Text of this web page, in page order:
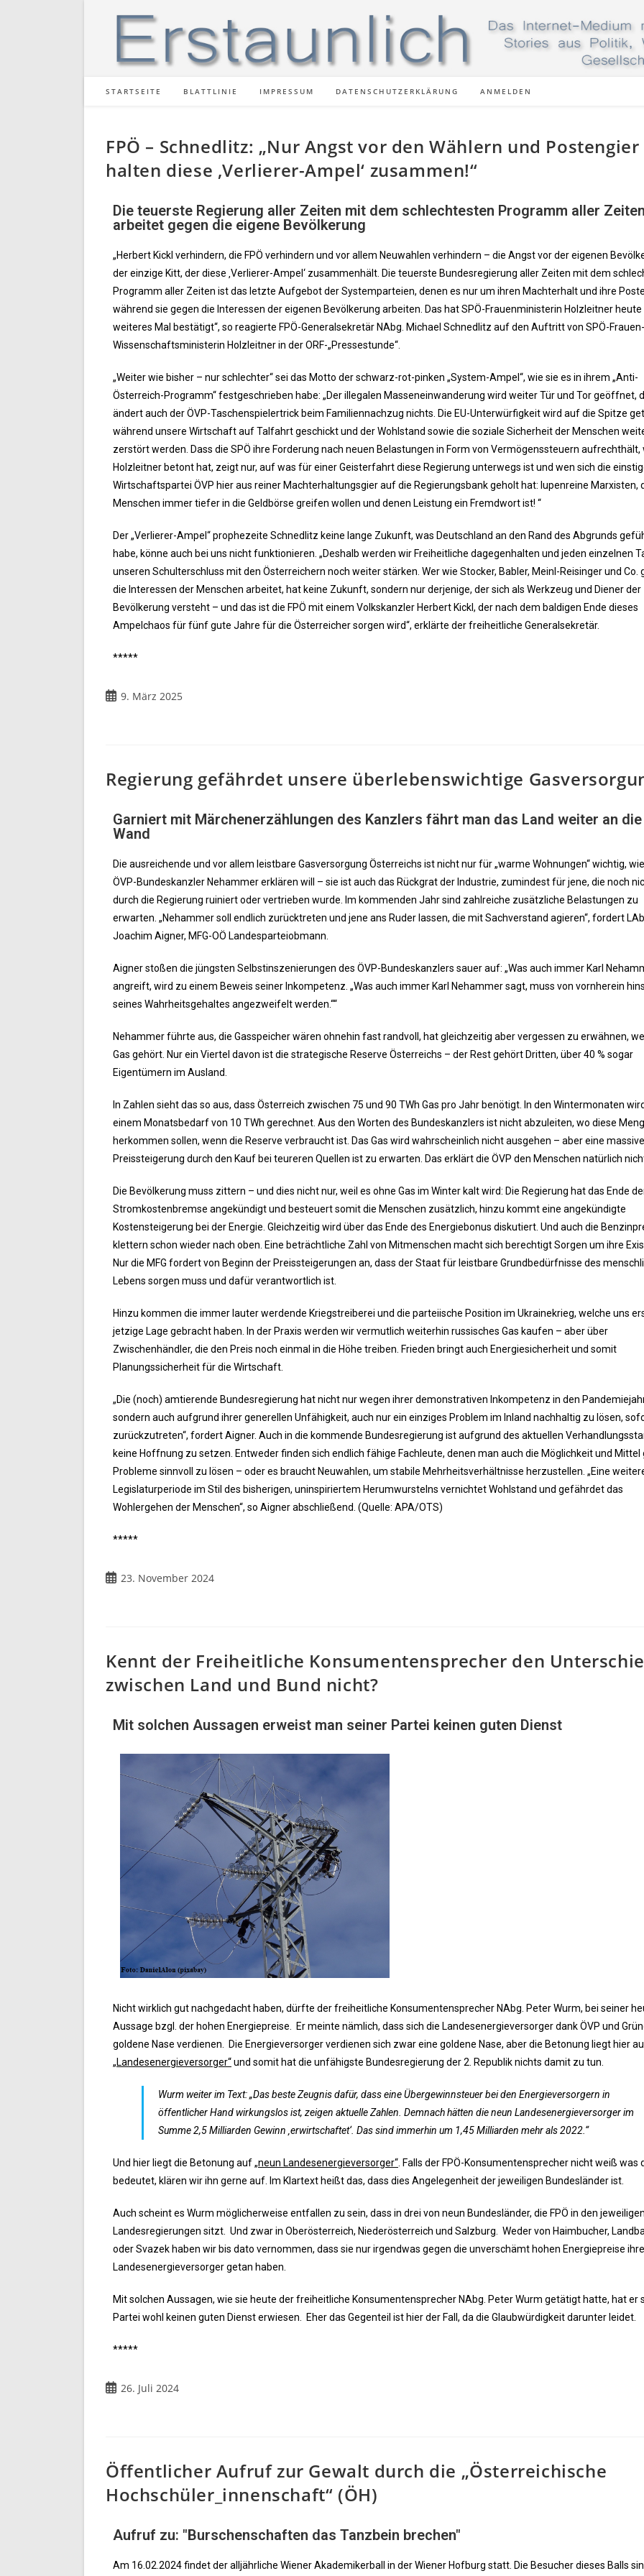
STARTSEITE BLATTLINIE IMPRESSUM DATENSCHUTZERKLÄRUNG ANMELDEN
FPÖ – Schnedlitz: „Nur Angst vor den Wählern und Postengier
halten diese ‚Verlierer-Ampel‘ zusammen!“
Die teuerste Regierung aller Zeiten mit dem schlechtesten Programm aller
arbeitet gegen die eigene Bevölkerung
„Herbert Kickl verhindern, die FPÖ verhindern und vor allem Neuwahlen verhindern – die Angst vor der eigenen
der einzige Kitt, der diese ‚Verlierer-Ampel‘ zusammenhält. Die teuerste Bundesregierung aller Zeiten mit dem
Programm aller Zeiten ist das letzte Aufgebot der Systemparteien, denen es nur um ihren Machterhalt und ihre
während sie gegen die Interessen der eigenen Bevölkerung arbeiten. Das hat SPÖ-Frauenministerin Holzleitner heute
weiteres Mal bestätigt“, so reagierte FPÖ-Generalsekretär NAbg. Michael Schnedlitz auf den Auftritt von SPÖ-
Wissenschaftsministerin Holzleitner in der ORF-„Pressestunde“.
„Weiter wie bisher – nur schlechter“ sei das Motto der schwarz-rot-pinken „System-Ampel“, wie sie es in ihrem „Anti-
Österreich-Programm“ festgeschrieben habe: „Der illegalen Masseneinwanderung wird weiter Tür und Tor geöffnet,
ändert auch der ÖVP-Taschenspielertrick beim Familiennachzug nichts. Die EU-Unterwürfigkeit wird auf die Spitze
während unsere Wirtschaft auf Talfahrt geschickt und der Wohlstand sowie die soziale Sicherheit der Menschen
zerstört werden. Dass die SPÖ ihre Forderung nach neuen Belastungen in Form von Vermögenssteuern aufrechthält,
Holzleitner betont hat, zeigt nur, auf was für einer Geisterfahrt diese Regierung unterwegs ist und wen sich die
Wirtschaftspartei ÖVP hier aus reiner Machterhaltungsgier auf die Regierungsbank geholt hat: lupenreine Marxisten,
Menschen immer tiefer in die Geldbörse greifen wollen und denen Leistung ein Fremdwort ist! “
Der „Verlierer-Ampel“ prophezeite Schnedlitz keine lange Zukunft, was Deutschland an den Rand des Abgrunds
habe, könne auch bei uns nicht funktionieren. „Deshalb werden wir Freiheitliche dagegenhalten und jeden einzelnen
unseren Schulterschluss mit den Österreichern noch weiter stärken. Wer wie Stocker, Babler, Meinl-Reisinger und Co.
die Interessen der Menschen arbeitet, hat keine Zukunft, sondern nur derjenige, der sich als Werkzeug und Diener der
Bevölkerung versteht – und das ist die FPÖ mit einem Volkskanzler Herbert Kickl, der nach dem baldigen Ende dieses
Ampelchaos für fünf gute Jahre für die Österreicher sorgen wird“, erklärte der freiheitliche Generalsekretär.
*****
9. März 2025
Regierung gefährdet unsere überlebenswichtige
Garniert mit Märchenerzählungen des Kanzlers fährt man das Land weiter an die
Wand
Die ausreichende und vor allem leistbare Gasversorgung Österreichs ist nicht nur für „warme Wohnungen“ wichtig,
ÖVP-Bundeskanzler Nehammer erklären will – sie ist auch das Rückgrat der Industrie, zumindest für jene, die noch
durch die Regierung ruiniert oder vertrieben wurde. Im kommenden Jahr sind zahlreiche zusätzliche Belastungen zu
erwarten. „Nehammer soll endlich zurücktreten und jene ans Ruder lassen, die mit Sachverstand agieren“, fordert
Joachim Aigner, MFG-OÖ Landesparteiobmann.
Aigner stoßen die jüngsten Selbstinszenierungen des ÖVP-Bundeskanzlers sauer auf: „Was auch immer Karl
angreift, wird zu einem Beweis seiner Inkompetenz. „Was auch immer Karl Nehammer sagt, muss von vornherein
seines Wahrheitsgehaltes angezweifelt werden.““
Nehammer führte aus, die Gasspeicher wären ohnehin fast randvoll, hat gleichzeitig aber vergessen zu erwähnen,
Gas gehört. Nur ein Viertel davon ist die strategische Reserve Österreichs – der Rest gehört Dritten, über 40 % sogar
Eigentümern im Ausland.
In Zahlen sieht das so aus, dass Österreich zwischen 75 und 90 TWh Gas pro Jahr benötigt. In den Wintermonaten
einem Monatsbedarf von 10 TWh gerechnet. Aus den Worten des Bundeskanzlers ist nicht abzuleiten, wo diese
herkommen sollen, wenn die Reserve verbraucht ist. Das Gas wird wahrscheinlich nicht ausgehen – aber eine massive
Preissteigerung durch den Kauf bei teureren Quellen ist zu erwarten. Das erklärt die ÖVP den Menschen natürlich
Die Bevölkerung muss zittern – und dies nicht nur, weil es ohne Gas im Winter kalt wird: Die Regierung hat das Ende
Stromkostenbremse angekündigt und besteuert somit die Menschen zusätzlich, hinzu kommt eine angekündigte
Kostensteigerung bei der Energie. Gleichzeitig wird über das Ende des Energiebonus diskutiert. Und auch die
klettern schon wieder nach oben. Eine beträchtliche Zahl von Mitmenschen macht sich berechtigt Sorgen um ihre
Nur die MFG fordert von Beginn der Preissteigerungen an, dass der Staat für leistbare Grundbedürfnisse des
Lebens sorgen muss und dafür verantwortlich ist.
Hinzu kommen die immer lauter werdende Kriegstreiberei und die parteiische Position im Ukrainekrieg, welche uns
jetzige Lage gebracht haben. In der Praxis werden wir vermutlich weiterhin russisches Gas kaufen – aber über
Zwischenhändler, die den Preis noch einmal in die Höhe treiben. Frieden bringt auch Energiesicherheit und somit
Planungssicherheit für die Wirtschaft.
„Die (noch) amtierende Bundesregierung hat nicht nur wegen ihrer demonstrativen Inkompetenz in den
sondern auch aufgrund ihrer generellen Unfähigkeit, auch nur ein einziges Problem im Inland nachhaltig zu lösen,
zurückzutreten“, fordert Aigner. Auch in die kommende Bundesregierung ist aufgrund des aktuellen
keine Hoffnung zu setzen. Entweder finden sich endlich fähige Fachleute, denen man auch die Möglichkeit und Mittel
Probleme sinnvoll zu lösen – oder es braucht Neuwahlen, um stabile Mehrheitsverhältnisse herzustellen. „Eine
Legislaturperiode im Stil des bisherigen, uninspiriertem Herumwurstelns vernichtet Wohlstand und gefährdet das
Wohlergehen der Menschen“, so Aigner abschließend. (Quelle: APA/OTS)
*****
23. November 2024
Kennt der Freiheitliche Konsumentensprecher den
zwischen Land und Bund nicht?
Mit solchen Aussagen erweist man seiner Partei keinen guten Dienst
Nicht wirklich gut nachgedacht haben, dürfte der freiheitliche Konsumentensprecher NAbg. Peter Wurm, bei seiner
Aussage bzgl. der hohen Energiepreise. Er meinte nämlich, dass sich die Landesenergieversorger dank ÖVP und
goldene Nase verdienen. Die Energieversorger verdienen sich zwar eine goldene Nase, aber die Betonung liegt hier
„Landesenergieversorger“und somit hat die unfähigste Bundesregierung der 2. Republik nichts damit zu tun.
Wurm weiter im Text: „Das beste Zeugnis dafür, dass eine Übergewinnsteuer bei den Energieversorgern in
öffentlicher Hand wirkungslos ist, zeigen aktuelle Zahlen. Demnach hätten die neun Landesenergieversorger im
Summe 2,5 Milliarden Gewinn ‚erwirtschaftet‘. Das sind immerhin um 1,45 Milliarden mehr als 2022.“
Und hier liegt die Betonung auf„neun Landesenergieversorger“. Falls der FPÖ-Konsumentensprecher nicht weiß was
bedeutet, klären wir ihn gerne auf. Im Klartext heißt das, dass dies Angelegenheit der jeweiligen Bundesländer ist.
Auch scheint es Wurm möglicherweise entfallen zu sein, dass in drei von neun Bundesländer, die FPÖ in den
Landesregierungen sitzt. Und zwar in Oberösterreich, Niederösterreich und Salzburg. Weder von Haimbucher,
oder Svazek haben wir bis dato vernommen, dass sie nur irgendwas gegen die unverschämt hohen Energiepreise
Landesenergieversorger getan haben.
Mit solchen Aussagen, wie sie heute der freiheitliche Konsumentensprecher NAbg. Peter Wurm getätigt hatte, hat er
Partei wohl keinen guten Dienst erwiesen. Eher das Gegenteil ist hier der Fall, da die Glaubwürdigkeit darunter leidet.
*****
26. Juli 2024
Öffentlicher Aufruf zur Gewalt durch die „Österreichische
Hochschüler_innenschaft“ (ÖH)
Aufruf zu: "Burschenschaften das Tanzbein brechen"
Am 16.02.2024 findet der alljährliche Wiener Akademikerball in der Wiener Hofburg statt. Die Besucher dieses Balls